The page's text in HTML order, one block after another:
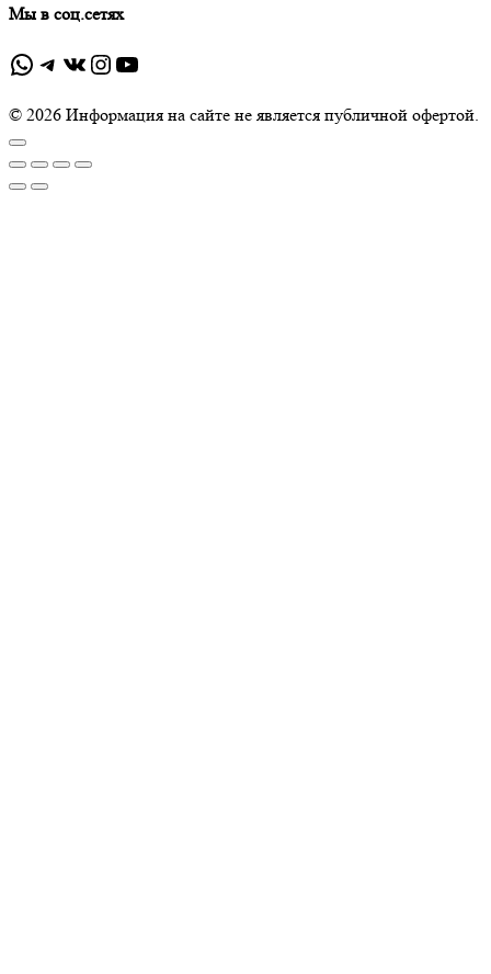
Мы в соц.сетях
WhatsApp
Telegram
ВКонтакте
Instagram
YouTube
© 2026 Информация на сайте не является публичной офертой.